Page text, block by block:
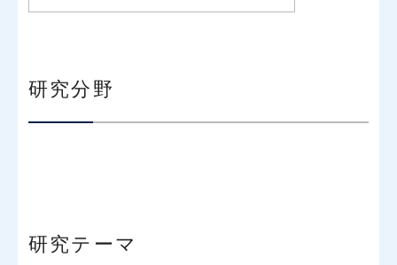
研究分野
研究テーマ